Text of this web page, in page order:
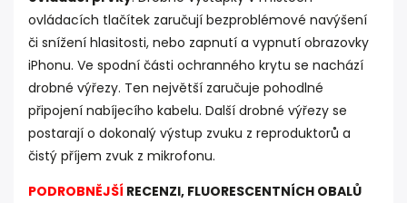
ovládacích tlačítek zaručují bezproblémové navýšení
či snížení hlasitosti, nebo zapnutí a vypnutí obrazovky
iPhonu. Ve spodní části ochranného krytu se nachází
drobné výřezy. Ten největší zaručuje pohodlné
připojení nabíjecího kabelu. Další drobné výřezy se
postarají o dokonalý výstup zvuku z reproduktorů a
čistý příjem zvuk z mikrofonu.
PODROBNĚJŠÍ RECENZI, FLUORESCENTNÍCH OBALŮ